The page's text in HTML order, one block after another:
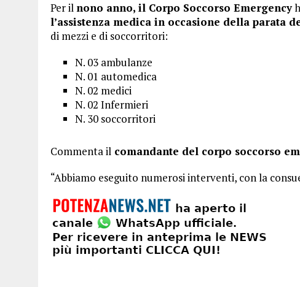
Per il nono anno, il Corpo Soccorso Emergency
l’assistenza medica in occasione della parata
di mezzi e di soccorritori:
N. 03 ambulanze
N. 01 automedica
N. 02 medici
N. 02 Infermieri
N. 30 soccorritori
Commenta il comandante del corpo soccorso
“Abbiamo eseguito numerosi interventi, con la